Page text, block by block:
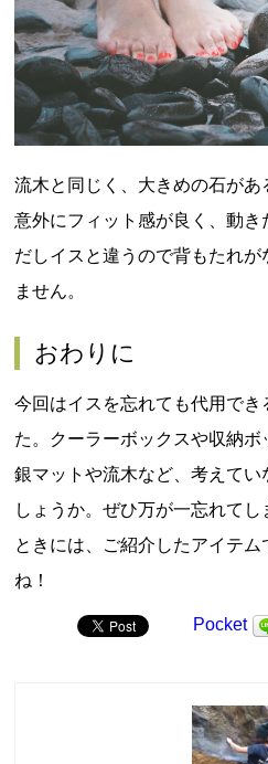
流木と同じく、大きめの石が
意外にフィット感が良く、動
だしイスと違うので背もたれが
ません。
おわりに
今回はイスを忘れても代用で
た。クーラーボックスや収納ボ
銀マットや流木など、考えて
しょうか。ぜひ万が一忘れて
ときには、ご紹介したアイテ
ね！
Pocket